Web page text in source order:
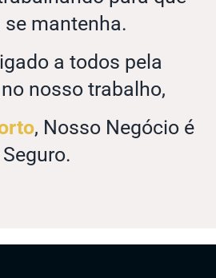
mantenha.
a todos pela
nosso trabalho,
, Nosso Negócio é
Seguro.